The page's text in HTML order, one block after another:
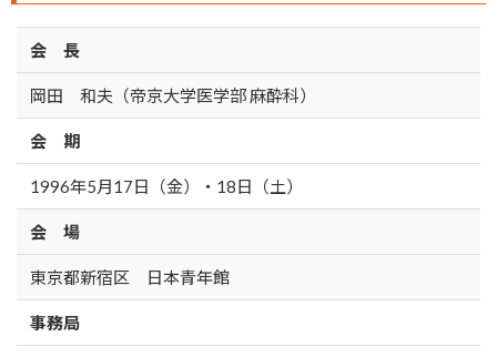
会 長
岡田 和夫（帝京大学医学部 麻酔科）
会 期
1996年5月17日（金）・18日（土）
会 場
東京都新宿区 日本青年館
事務局